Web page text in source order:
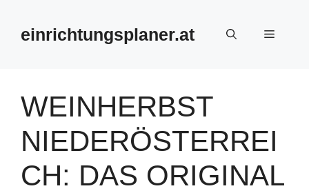
springeneinrichtungsplaner.at Menü
WEINHERBST
NIEDERÖSTERREI
CH: DAS ORIGINAL